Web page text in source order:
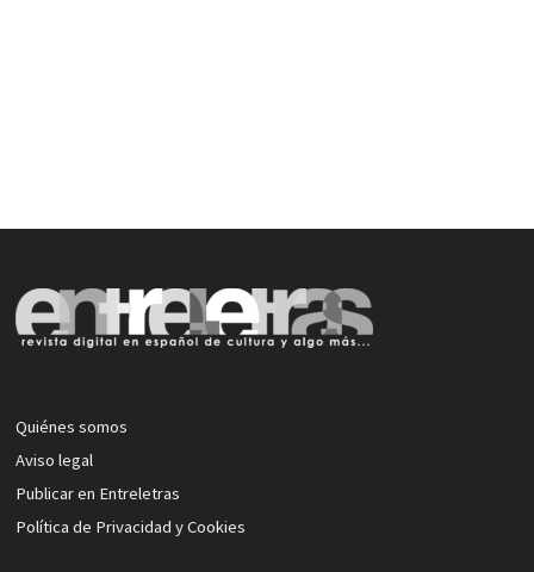
Quiénes somos
Aviso legal
Publicar en Entreletras
Política de Privacidad y Cookies